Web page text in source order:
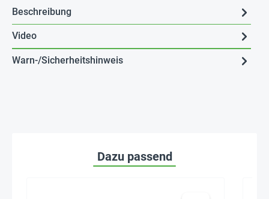
Beschreibung
Video
Warn-/Sicherheitshinweis
Dazu passend